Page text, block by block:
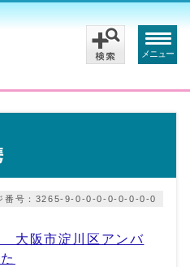
メニュー
番号：3265-9-0-0-0-0-0-0-0-0
大阪市淀川区アンバ